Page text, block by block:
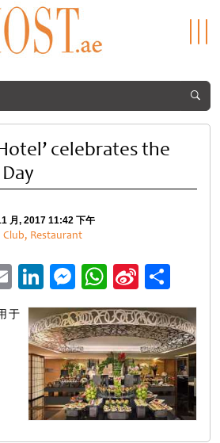
celebrates the
月, 2017 11:42 下午
Club, Restaurant
EmailLinkedIn
Messenger
WhatsApp
Sina
Weibo
享
于